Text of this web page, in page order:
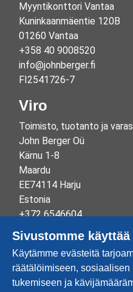
Myyntikonttori Vantaa
Kuninkaanmäentie 120B
01260 Vantaa
+358 40 9008520
info@johnberger.fi
FI2541726-7
Viro
Toimisto, tuotanto ja
John Berger Oü
Kärnu 1-8
Maardu
EE74114 Harju
Estonia
+372 6546604
info@johnberger.ee
Reg.nr 10265834
EE100332513
Sivustomme
Käytämme evästeitä
räätälöimiseen,
tukemiseen ja